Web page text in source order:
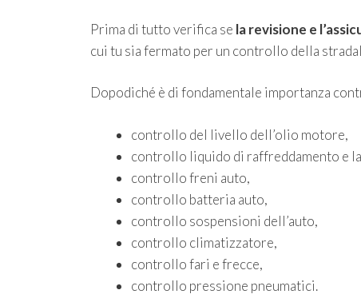
Prima di tutto verifica se la revisione e
cui tu sia fermato per un controllo della
Dopodiché è di fondamentale importanza
controllo del livello dell’olio motore,
controllo liquido di raffreddamento e
controllo freni auto,
controllo batteria auto,
controllo sospensioni dell’auto,
controllo climatizzatore,
controllo fari e frecce,
controllo pressione pneumatici.